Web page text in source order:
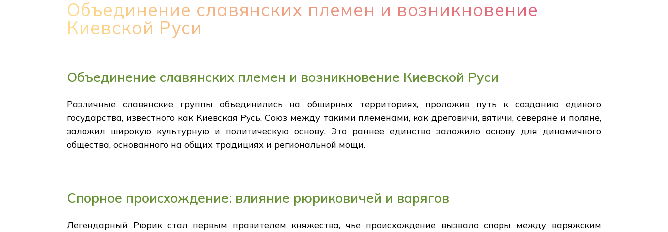
Объединение славянских племен и возникновение
Киевской Руси
Объединение славянских племен и возникновение Киевской Руси
Различные славянские группы объединились на обширных территориях, проложив путь к созданию единого
государства, известного как Киевская Русь. Союз между такими племенами, как дреговичи, вятичи, северяне и поляне,
заложил широкую культурную и политическую основу. Это раннее единство заложило основу для динамичного
общества, основанного на общих традициях и региональной мощи.
Спорное происхождение: влияние рюриковичей и варягов
Легендарный Рюрик стал первым правителем княжества, чье происхождение вызвало споры между варяжским